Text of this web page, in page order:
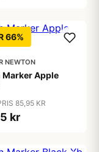
66%
NEWTON
Marker Apple
85,95 KR
kr